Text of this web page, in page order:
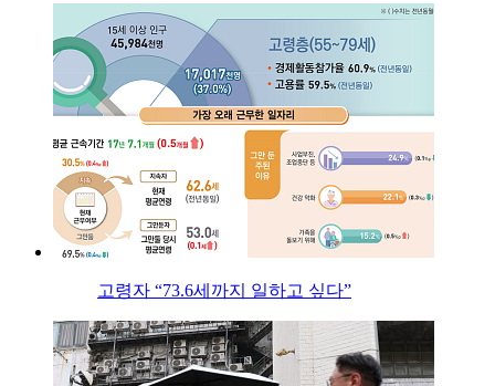
고령자 “73.6세까지 일하고 싶다”